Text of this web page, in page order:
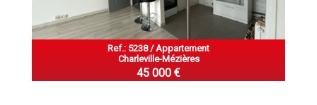
Ref.: 5238 / Appartement
Charleville-Mézières
45 000 €